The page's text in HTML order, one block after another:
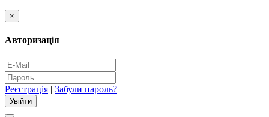
×
Авторизація
Реєстрація | Забули пароль?